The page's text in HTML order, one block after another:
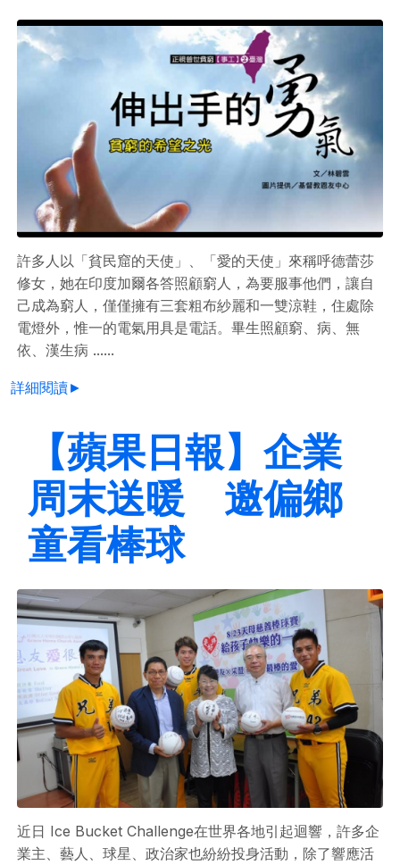
許多人以「貧民窟的天使」、「愛的天使」來稱呼德蕾莎
修女，她在印度加爾各答照顧窮人，為要服事他們，讓自
己成為窮人，僅僅擁有三套粗布紗麗和一雙涼鞋，住處除
電燈外，惟一的電氣用具是電話。畢生照顧窮、病、無
依、漢生病 ......
詳細閱讀►
【蘋果日報】企業
周末送暖 邀偏鄉
童看棒球
近日 Ice Bucket Challenge在世界各地引起迴響，許多企
業主、藝人、球星、政治家也紛紛投身活動，除了響應活